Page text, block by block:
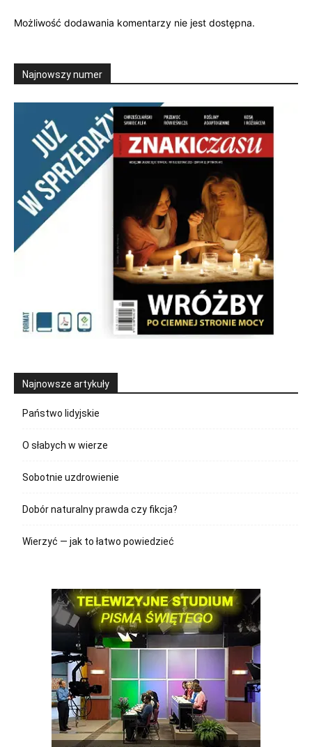
Możliwość dodawania komentarzy nie jest dostępna.
Najnowszy numer
Najnowsze artykuły
Państwo lidyjskie
O słabych w wierze
Sobotnie uzdrowienie
Dobór naturalny prawda czy fikcja?
Wierzyć — jak to łatwo powiedzieć